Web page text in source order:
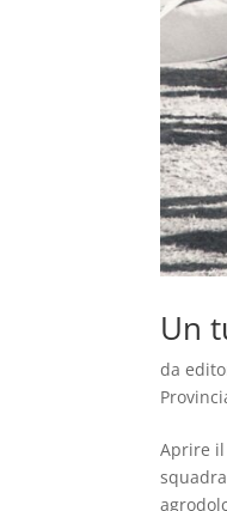
Un
da
Aprire il